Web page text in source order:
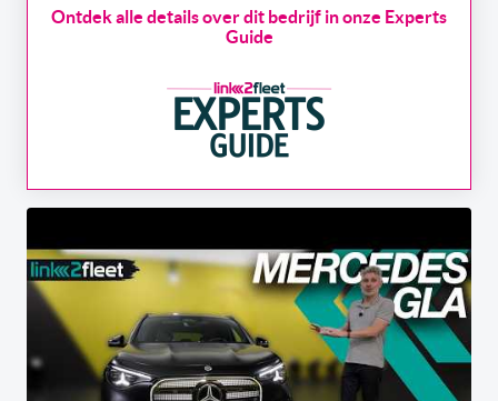
Ontdek alle details over dit bedrijf in onze Experts
Guide